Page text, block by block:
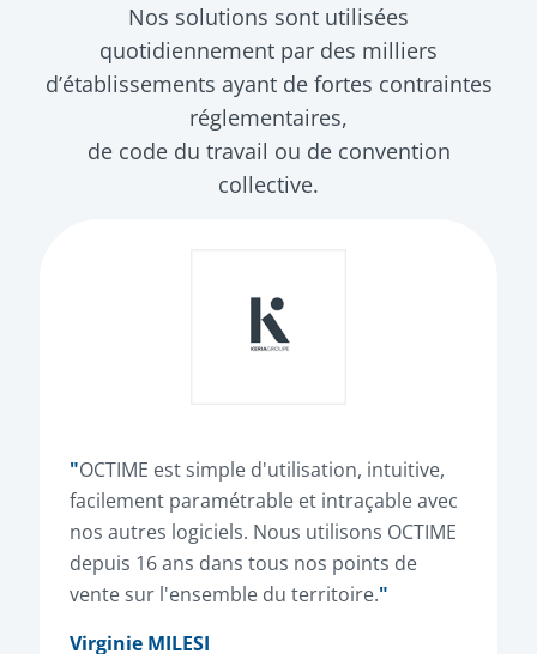
Nos solutions sont utilisées
quotidiennement par des milliers
d’établissements ayant de fortes contraintes
réglementaires,
de code du travail ou de convention
collective.
"OCTIME est simple d'utilisation, intuitive,
facilement paramétrable et intraçable avec
nos autres logiciels. Nous utilisons OCTIME
depuis 16 ans dans tous nos points de
vente sur l'ensemble du territoire."
Virginie MILESI